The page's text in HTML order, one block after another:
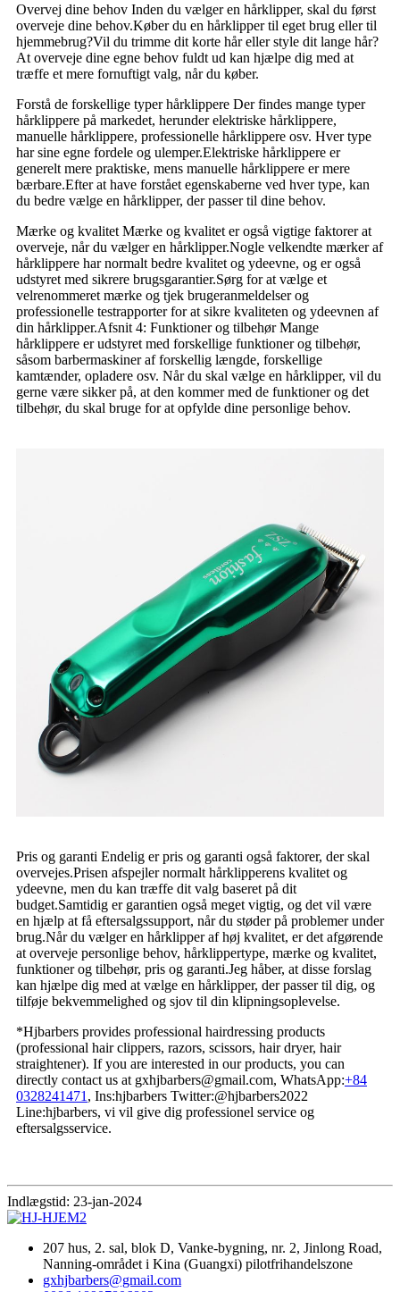
Overvej dine behov Inden du vælger en hårklipper, skal du først
overveje dine behov.Køber du en hårklipper til eget brug eller til
hjemmebrug?Vil du trimme dit korte hår eller style dit lange hår?
At overveje dine egne behov fuldt ud kan hjælpe dig med at
træffe et mere fornuftigt valg, når du køber.
Forstå de forskellige typer hårklippere Der findes mange typer
hårklippere på markedet, herunder elektriske hårklippere,
manuelle hårklippere, professionelle hårklippere osv. Hver type
har sine egne fordele og ulemper.Elektriske hårklippere er
generelt mere praktiske, mens manuelle hårklippere er mere
bærbare.Efter at have forstået egenskaberne ved hver type, kan
du bedre vælge en hårklipper, der passer til dine behov.
Mærke og kvalitet Mærke og kvalitet er også vigtige faktorer at
overveje, når du vælger en hårklipper.Nogle velkendte mærker af
hårklippere har normalt bedre kvalitet og ydeevne, og er også
udstyret med sikrere brugsgarantier.Sørg for at vælge et
velrenommeret mærke og tjek brugeranmeldelser og
professionelle testrapporter for at sikre kvaliteten og ydeevnen af ​​
din hårklipper.Afsnit 4: Funktioner og tilbehør Mange
hårklippere er udstyret med forskellige funktioner og tilbehør,
såsom barbermaskiner af forskellig længde, forskellige
kamtænder, opladere osv. Når du skal vælge en hårklipper, vil du
gerne være sikker på, at den kommer med de funktioner og det
tilbehør, du skal bruge for at opfylde dine personlige behov.
Pris og garanti Endelig er pris og garanti også faktorer, der skal
overvejes.Prisen afspejler normalt hårklipperens kvalitet og
ydeevne, men du kan træffe dit valg baseret på dit
budget.Samtidig er garantien også meget vigtig, og det vil være
en hjælp at få eftersalgssupport, når du støder på problemer under
brug.Når du vælger en hårklipper af høj kvalitet, er det afgørende
at overveje personlige behov, hårklippertype, mærke og kvalitet,
funktioner og tilbehør, pris og garanti.Jeg håber, at disse forslag
kan hjælpe dig med at vælge en hårklipper, der passer til dig, og
tilføje bekvemmelighed og sjov til din klipningsoplevelse.
*Hjbarbers provides professional hairdressing products
(professional hair clippers, razors, scissors, hair dryer, hair
straightener). If you are interested in our products, you can
directly contact us at gxhjbarbers@gmail.com, WhatsApp:+84
0328241471 , Ins:hjbarbers Twitter:@hjbarbers2022
Line:hjbarbers, vi vil give dig professionel service og
eftersalgsservice.
Indlægstid: 23-jan-2024
207 hus, 2. sal, blok D, Vanke-bygning, nr. 2, Jinlong Road,
Nanning-området i Kina (Guangxi) pilotfrihandelszone
gxhjbarbers@gmail.com